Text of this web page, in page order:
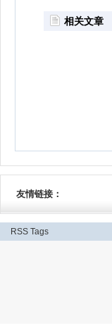
相关文章
友情链接：
RSS Tags